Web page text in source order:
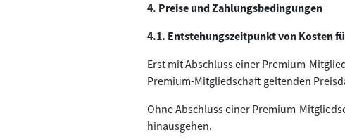
4. Preise und Zahlungsbedingungen
4.1. Entstehungszeitpunkt von Kosten
Erst mit Abschluss einer Premium-
Premium-Mitgliedschaft geltenden
Ohne Abschluss einer Premium-
hinausgehen.